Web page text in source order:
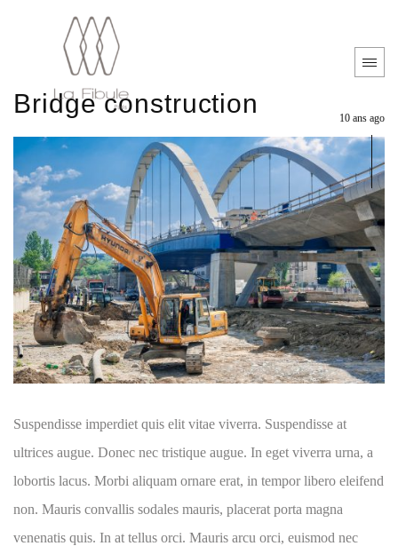
Bridge construction 10 ans ago
Suspendisse imperdiet quis elit vitae viverra. Suspendisse at
ultrices augue. Donec nec tristique augue. In eget viverra urna, a
lobortis lacus. Morbi aliquam ornare erat, in tempor libero eleifend
non. Mauris convallis sodales mauris, placerat porta magna
venenatis quis. In at tellus orci. Mauris arcu orci, euismod nec